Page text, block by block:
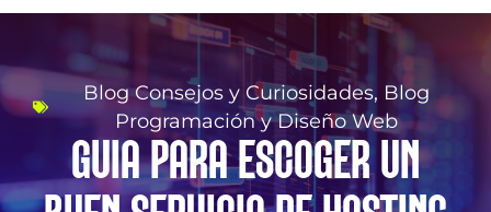
Blog Consejos y Curiosidades, Blog
Programación y Diseño Web
GUIA PARA ESCOGER UN